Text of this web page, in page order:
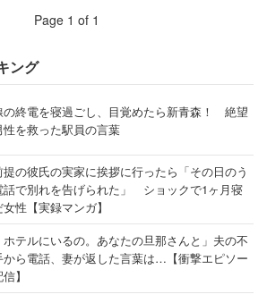
Page 1 of 1
ング
の終電を寝過ごし、目覚めたら新青森！ 絶望
性を救った駅員の言葉
の彼氏の実家に挨拶に行ったら「その日のう
話で別れを告げられた」 ショックで1ヶ月寝
性【実録マンガ】
ホテルにいるの。あなたの旦那さんと」夫の不
から電話、妻が返した言葉は…【衝撃エピソー
】